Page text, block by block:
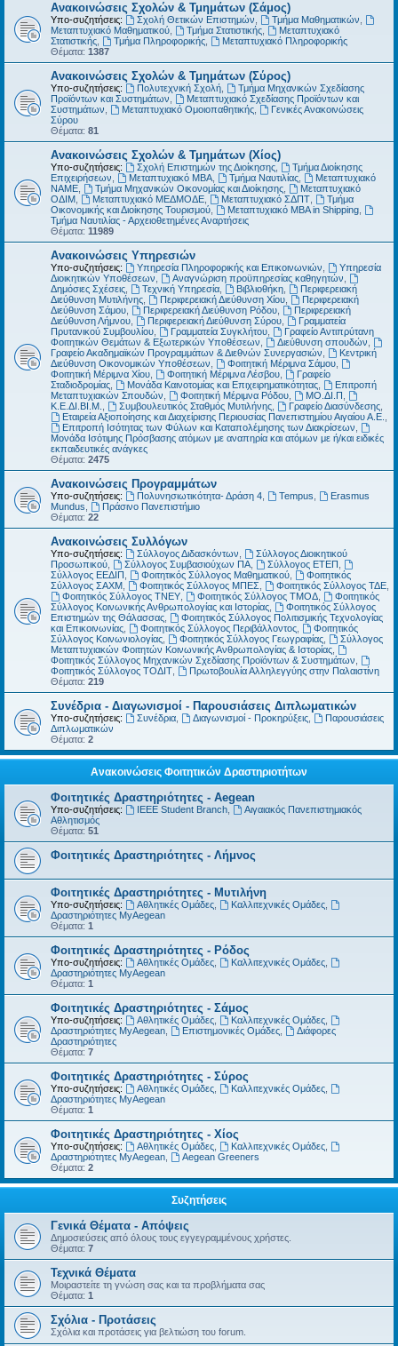
Ανακοινώσεις Σχολών & Τμημάτων (Σάμος)
Υπο-συζητήσεις: Σχολή Θετικών Επιστημών Τμήμα Μαθηματικών
Μεταπτυχιακό Μαθηματικού
Τμήμα Στατιστικής,
Μεταπτυχιακό
Στατιστικής
Τμήμα Πληροφορικής,
Μεταπτυχιακό Πληροφορικής
Θέματα: 1387
Ανακοινώσεις Σχολών & Τμημάτων (Σύρος)
Υπο-συζητήσεις: Πολυτεχνική Σχολή,
Τμήμα Μηχανικών Σχεδίασης
Προϊόντων και Συστημάτων
Μεταπτυχιακό Σχεδίασης Προϊόντων και
Συστημάτων
Μεταπτυχιακό Ομοιοπαθητικής,
Γενικές Ανακοινώσεις
Σύρου
Θέματα: 81
Ανακοινώσεις Σχολών & Τμημάτων (Χίος)
Υπο-συζητήσεις: Σχολή Επιστημών της Διοίκησης,
Τμήμα Διοίκησης
Επιχειρήσεων
Μεταπτυχιακό MBA, Τμήμα Ναυτιλίας,
Μεταπτυχιακό
ΝΑΜΕ
Τμήμα Μηχανικών Οικονομίας και Διοίκησης,
Μεταπτυχιακό
ΟΔΙΜ
Μεταπτυχιακό ΜΕΔΜΟΔΕ, Μεταπτυχιακό ΣΔΠΤ,
Τμήμα
Οικονομικής και Διοίκησης Τουρισμού
Μεταπτυχιακό MBA in Shipping,
Τμήμα Ναυτιλίας - Αρχειοθετημένες Αναρτήσεις
Θέματα: 11989
Ανακοινώσεις Υπηρεσιών
Υπο-συζητήσεις: Υπηρεσία Πληροφορικής και Επικοινωνιών
Υπηρεσία
Διοικητικών Υποθέσεων
Αναγνώριση προϋπηρεσίας καθηγητών
Δημόσιες Σχέσεις
Τεχνική Υπηρεσία, Βιβλιοθήκη,
Περιφερειακή
Διεύθυνση Μυτιλήνης
Περιφερειακή Διεύθυνση Χίου,
Περιφερειακή
Διεύθυνση Σάμου
Περιφερειακή Διεύθυνση Ρόδου,
Περιφερειακή
Διεύθυνση Λήμνου
Περιφερειακή Διεύθυνση Σύρου,
Γραμματεία
Πρυτανικού Συμβουλίου
Γραμματεία Συγκλήτου,
Γραφείο Αντιπρύτανη
Φοιτητικών Θεμάτων & Εξωτερικών Υποθέσεων
Διεύθυνση σπουδών
Γραφείο Ακαδημαϊκών Προγραμμάτων & Διεθνών Συνεργασιών
Κεντρική
Διεύθυνση Οικονομικών Υποθέσεων
Φοιτητική Μέριμνα Σάμου,
Φοιτητική Μέριμνα Χίου
Φοιτητική Μέριμνα Λέσβου,
Γραφείο
Σταδιοδρομίας
Μονάδα Καινοτομίας και Επιχειρηματικότητας,
Επιτροπή
Μεταπτυχιακών Σπουδών
Φοιτητική Μέριμνα Ρόδου, ΜΟ.ΔΙ.Π
Κ.Ε.ΔΙ.ΒΙ.Μ.
Συμβουλευτικός Σταθμός Μυτιλήνης, Γραφείο Διασύνδεσης,
Εταιρεία Αξιοποίησης και Διαχείρισης Περιουσίας Πανεπιστημίου Αιγαίου Α.Ε.
Επιτροπή Ισότητας των Φύλων και Καταπολέμησης των Διακρίσεων
Μονάδα Ισότιμης Πρόσβασης ατόμων με αναπηρία και ατόμων με ή/και ειδικές
εκπαιδευτικές ανάγκες
Θέματα: 2475
Ανακοινώσεις Προγραμμάτων
Υπο-συζητήσεις: Πολυνησιωτικότητα- Δράση 4, Tempus
Erasmus
Mundus
Πράσινο Πανεπιστήμιο
Θέματα: 22
Ανακοινώσεις Συλλόγων
Υπο-συζητήσεις: Σύλλογος Διδασκόντων
Σύλλογος Διοικητικού
Προσωπικού
Σύλλογος Συμβασιούχων ΠΑ, Σύλλογος ΕΤΕΠ
Σύλλογος ΕΕΔΙΠ
Φοιτητικός Σύλλογος Μαθηματικού,
Φοιτητικός
Σύλλογος ΣΑΧΜ
Φοιτητικός Σύλλογος ΜΠΕΣ Φοιτητικός Σύλλογος ΤΔΕ,
Φοιτητικός Σύλλογος ΤΝΕΥ, Φοιτητικός Σύλλογος ΤΜΟΔ,
Φοιτητικός
Σύλλογος Κοινωνικής Ανθρωπολογίας και Ιστορίας
Φοιτητικός Σύλλογος
Επιστημών της Θάλασσας
Φοιτητικός Σύλλογος Πολιτισμικής Τεχνολογίας
και Επικοινωνίας
Φοιτητικός Σύλλογος Περιβάλλοντος,
Φοιτητικός
Σύλλογος Κοινωνιολογίας
Φοιτητικός Σύλλογος Γεωγραφίας,
Σύλλογος
Μεταπτυχιακών Φοιτητών Κοινωνικής Ανθρωπολογίας & Ιστορίας
Φοιτητικός Σύλλογος Μηχανικών Σχεδίασης Προϊόντων & Συστημάτων
Φοιτητικός Σύλλογος ΤΟΔΙΤ
Πρωτοβουλία Αλληλεγγύης στην Παλαιστίνη
Θέματα: 219
Συνέδρια - Διαγωνισμοί - Παρουσιάσεις Διπλωματικών
Υπο-συζητήσεις: Συνέδρια, Διαγωνισμοί - Προκηρύξεις,
Παρουσιάσεις
Διπλωματικών
Θέματα: 2
Ανακοινώσεις Φοιτητικών Δραστηριοτήτων
Φοιτητικές Δραστηριότητες - Aegean
Υπο-συζητήσεις: IEEE Student Branch,
Αιγαιακός Πανεπιστημιακός
Αθλητισμός
Θέματα: 51
Φοιτητικές Δραστηριότητες - Λήμνος
Φοιτητικές Δραστηριότητες - Μυτιλήνη
Υπο-συζητήσεις: Αθλητικές Ομάδες, Καλλιτεχνικές Ομάδες,
Δραστηριότητες MyAegean
Θέματα: 1
Φοιτητικές Δραστηριότητες - Ρόδος
Υπο-συζητήσεις: Αθλητικές Ομάδες, Καλλιτεχνικές Ομάδες,
Δραστηριότητες MyAegean
Θέματα: 1
Φοιτητικές Δραστηριότητες - Σάμος
Υπο-συζητήσεις: Αθλητικές Ομάδες, Καλλιτεχνικές Ομάδες,
Δραστηριότητες MyAegean
Επιστημονικές Ομάδες,
Διάφορες
Δραστηριότητες
Θέματα: 7
Φοιτητικές Δραστηριότητες - Σύρος
Υπο-συζητήσεις: Αθλητικές Ομάδες, Καλλιτεχνικές Ομάδες,
Δραστηριότητες MyAegean
Θέματα: 1
Φοιτητικές Δραστηριότητες - Χίος
Υπο-συζητήσεις: Αθλητικές Ομάδες, Καλλιτεχνικές Ομάδες,
Δραστηριότητες MyAegean
Aegean Greeners
Θέματα: 2
Συζητήσεις
Γενικά Θέματα - Απόψεις
Δημοσιεύσεις από όλους τους εγγεγραμμένους χρήστες.
Θέματα: 7
Τεχνικά Θέματα
Μοιραστείτε τη γνώση σας και τα προβλήματα σας
Θέματα: 1
Σχόλια - Προτάσεις
Σχόλια και προτάσεις για βελτιώση του forum.